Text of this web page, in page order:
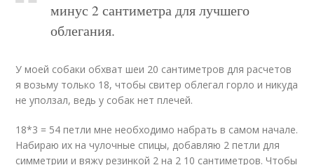
минус 2 сантиметра для лучшего
облегания.
У моей собаки обхват шеи 20 сантиметров для расчетов
я возьму только 18, чтобы свитер облегал горло и никуда
не уползал, ведь у собак нет плечей.
18*3 = 54 петли мне необходимо набрать в самом начале.
Набираю их на чулочные спицы, добавляю 2 петли для
симметрии и вяжу резинкой 2 на 2 10 сантиметров. Чтобы